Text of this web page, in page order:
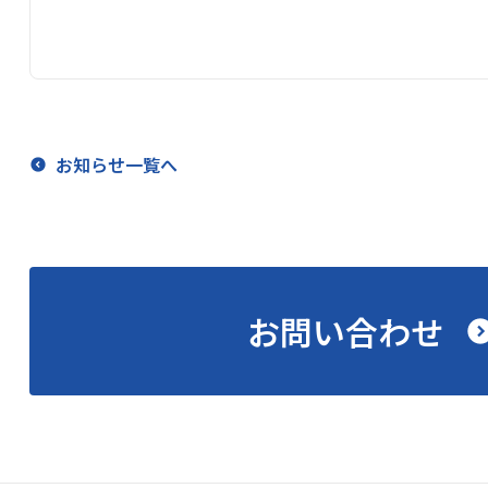
お知らせ一覧へ
お問い合わせ